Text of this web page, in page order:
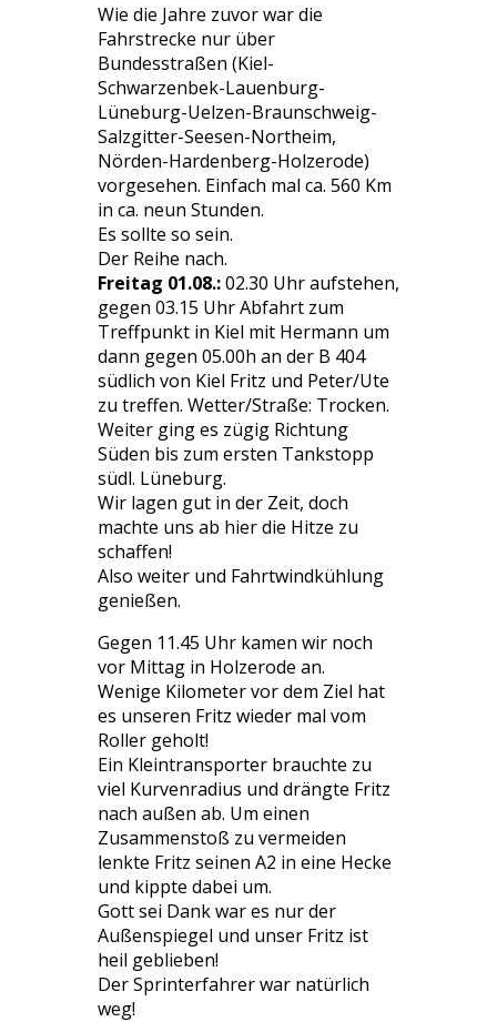
Wie die Jahre zuvor war die
Fahrstrecke nur über
Bundesstraßen (Kiel-
Schwarzenbek-Lauenburg-
Lüneburg-Uelzen-Braunschweig-
Salzgitter-Seesen-Northeim,
Nörden-Hardenberg-Holzerode)
vorgesehen. Einfach mal ca. 560 Km
in ca. neun Stunden.
Es sollte so sein.
Der Reihe nach.
Freitag 01.08.:02.30 Uhr aufstehen,
gegen 03.15 Uhr Abfahrt zum
Treffpunkt in Kiel mit Hermann um
dann gegen 05.00h an der B 404
südlich von Kiel Fritz und Peter/Ute
zu treffen. Wetter/Straße: Trocken.
Weiter ging es zügig Richtung
Süden bis zum ersten Tankstopp
südl. Lüneburg.
Wir lagen gut in der Zeit, doch
machte uns ab hier die Hitze zu
schaffen!
Also weiter und Fahrtwindkühlung
genießen.
Gegen 11.45 Uhr kamen wir noch
vor Mittag in Holzerode an.
Wenige Kilometer vor dem Ziel hat
es unseren Fritz wieder mal vom
Roller geholt!
Ein Kleintransporter brauchte zu
viel Kurvenradius und drängte Fritz
nach außen ab. Um einen
Zusammenstoß zu vermeiden
lenkte Fritz seinen A2 in eine Hecke
und kippte dabei um.
Gott sei Dank war es nur der
Außenspiegel und unser Fritz ist
heil geblieben!
Der Sprinterfahrer war natürlich
weg!